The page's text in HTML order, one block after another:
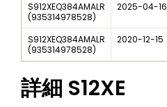
S912XEQ384AMALR
(935314978528)
2025-04-16
S912XEQ384AMALR
(935314978528)
2020-12-15
詳細 S12XE